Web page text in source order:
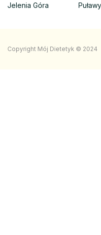
Jelenia Góra
Puławy
Copyright Mój Dietetyk © 2024